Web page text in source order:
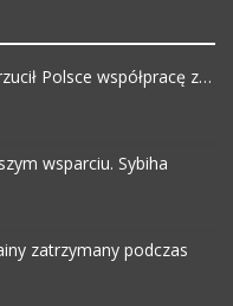
Polsce współpracę z…
wsparciu. Sybiha
zatrzymany podczas